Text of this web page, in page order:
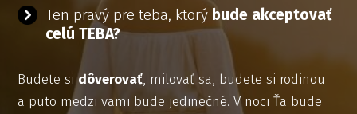
Ten pravý pre teba, ktorý bude akceptovať
celú TEBA?
Budete sidôverovať, milovať sa, budete si rodinou
a puto medzi vami bude jedinečné. V noci Ťa bude